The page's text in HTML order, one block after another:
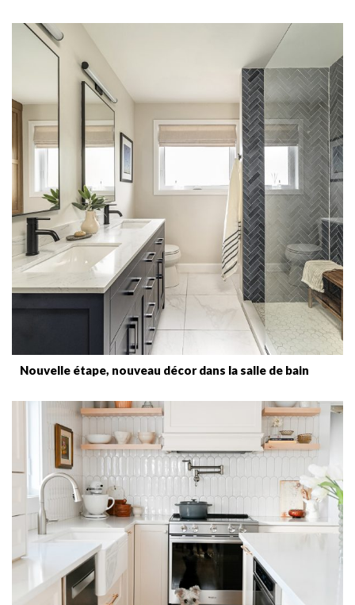
Nouvelle étape, nouveau décor dans la salle de bain